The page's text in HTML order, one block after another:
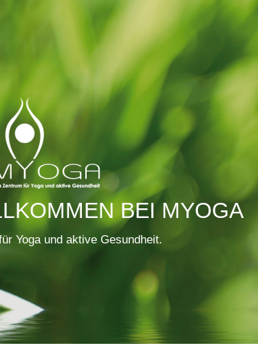
BEI MYOGA
Yoga und aktive Gesundheit.